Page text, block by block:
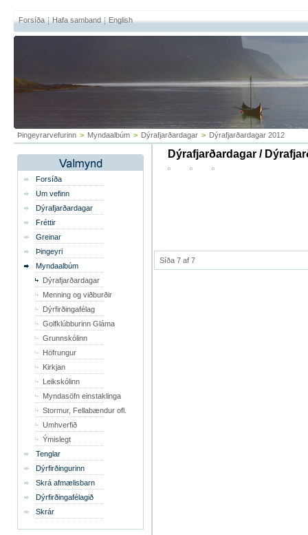
Forsíða Hafa samband English
Þingeyrarvefurinn > Myndaalbúm > Dýrafjarðardagar > Dýrafjarðardagar 2012
Forsíða
Um vefinn
Dýrafjarðardagar
Fréttir
Greinar
Þingeyri
Myndaalbúm
Dýrafjarðardagar
Menning og viðburðir
Dýrfirðingafélag
Golfklúbburinn Gláma
Grunnskólinn
Höfrungur
Kirkjan
Leikskólinn
Myndasöfn einstaklinga
Stormur, Fellabændur ofl.
Umhverfið
Ýmislegt
Tenglar
Dýrfirðingurinn
Skrá afmælisbarn
Dýrfirðingafélagið
Skrár
Dýrafjarðardagar /
Síða 7 af 7